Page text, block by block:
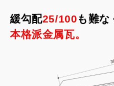
緩勾配25/100 も難
本格派金属瓦。